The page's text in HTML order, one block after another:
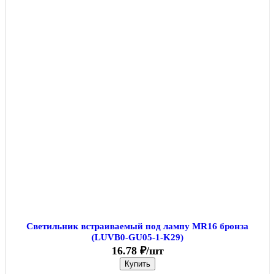
Светильник встраиваемый под лампу MR16 бронза
(LUVB0-GU05-1-K29)
16.78 ₽/шт
Купить